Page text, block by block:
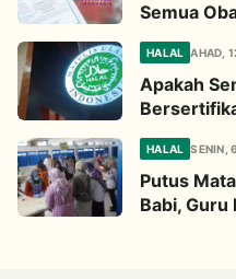
Semua
HALAL AHAD,
Apakah
HALAL SENIN,
Putus
Babi, Guru